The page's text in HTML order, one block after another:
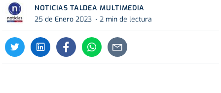
NOTICIAS TALDEA MULTIMEDIA
25 de Enero 2023
2 min de lectura